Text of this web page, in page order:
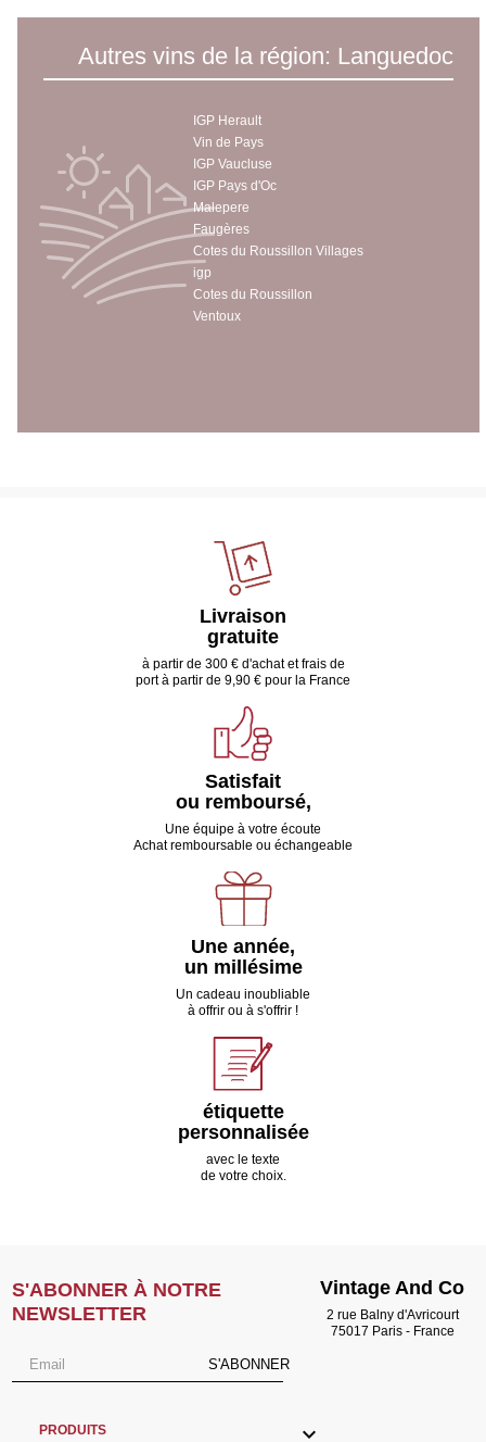
Autres vins de la région: Languedoc
IGP Herault
Vin de Pays
IGP Vaucluse
IGP Pays d'Oc
Malepere
Faugères
Cotes du Roussillon Villages
igp
Cotes du Roussillon
Ventoux
Livraison
gratuite
à partir de 300 € d'achat et frais de
port à partir de 9,90 € pour la France
Satisfait
ou remboursé,
Une équipe à votre écoute
Achat remboursable ou échangeable
Une année,
un millésime
Un cadeau inoubliable
à offrir ou à s'offrir !
étiquette
personnalisée
avec le texte
de votre choix.
S'ABONNER À NOTRE
NEWSLETTER
S'ABONNER
PRODUITS 
Vintage And Co
2 rue Balny d'Avricourt
75017 Paris - France